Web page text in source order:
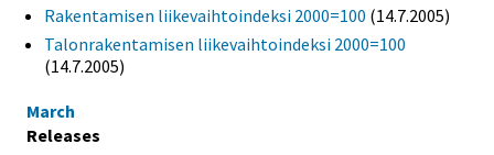
Rakentamisen liikevaihtoindeksi 2000=100 (14.7.2005)
Talonrakentamisen liikevaihtoindeksi 2000=100
(14.7.2005)
March
Releases